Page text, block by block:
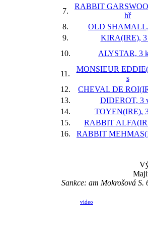
7.
RABBIT
hř
8.
OLD
9.
KIRA(IRE),
10.
ALYSTAR, 3
11.
MONSIEUR
s
12.
CHEVAL DE
13.
DIDEROT, 3
14.
TOYEN(IRE),
15.
RABBIT
16.
RABBIT
Sankce: am Mokrošová
video